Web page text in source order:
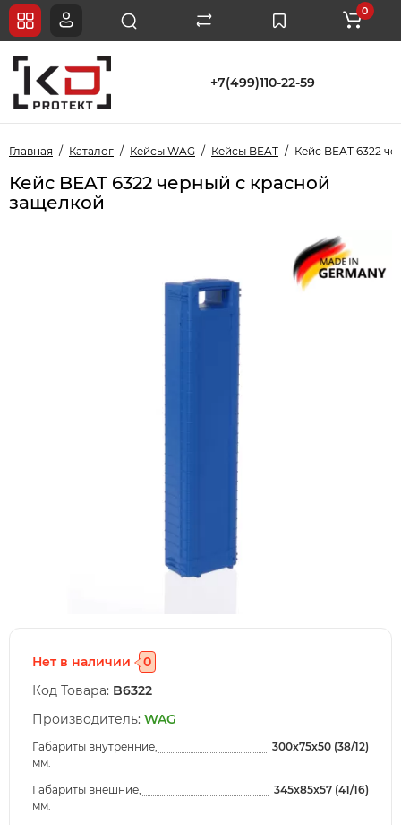
+7(499)110-22-59
0
Главная Каталог Кейсы WAG Кейсы BEAT Кейс BEAT 6322
Кейс BEAT 6322 черный с красной
защелкой
Нет в наличии
0
Код Товара: B6322
Производитель: WAG
Габариты внутренние,
мм.
300x75x50 (38/12)
Габариты внешние,
мм.
345x85x57 (41/16)